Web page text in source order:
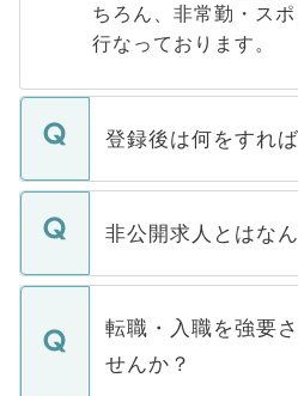
ちろん、非常勤・ス
行なっております。
登録後は何をすれ
ご登録いただきまし
登録内容を確認し、
ます。通常、5営業日
いただきますので、
非公開求人とはな
マイナビDOCTORで
うち約3割は、Web
けない「非公開求人
下記の理由によって
転職・入職を強要
せんか？